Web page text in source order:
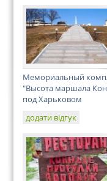
Мемориальный
"Высота маршала
под Харьковом
додати відгук